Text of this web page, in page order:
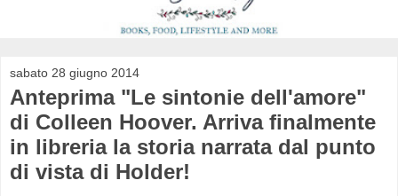
sabato 28 giugno 2014
Anteprima "Le sintonie dell'amore"
di Colleen Hoover. Arriva finalmente
in libreria la storia narrata dal punto
di vista di Holder!